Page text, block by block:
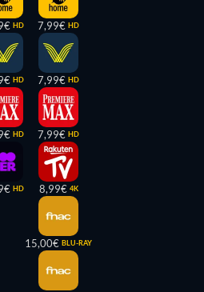
HD
HD
HD
HD
7,99€ HD
7,99€ HD
7,99€ HD
8,99€ 4K
15,00€ BLU-RAY